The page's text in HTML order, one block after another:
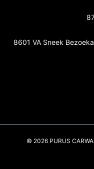
8601 VA Sneek
© 2026 PURUS